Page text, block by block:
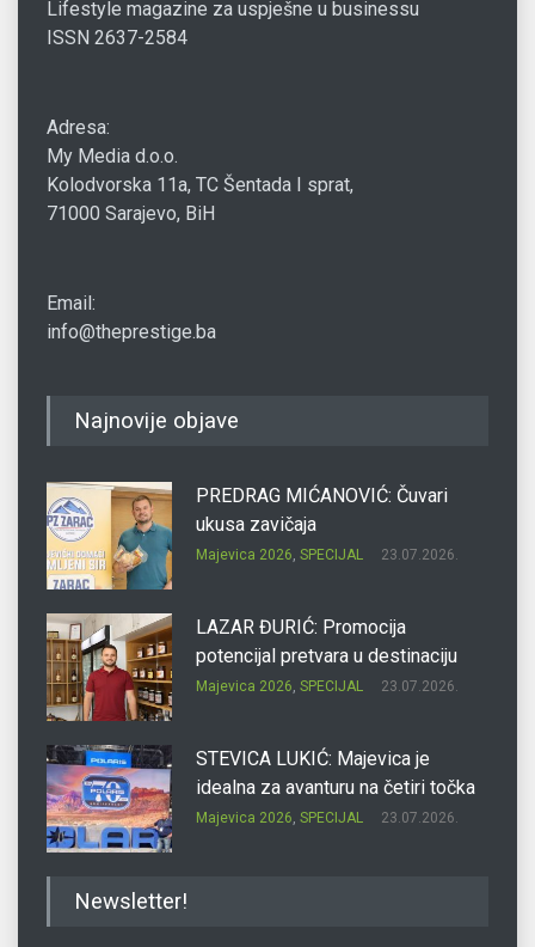
Lifestyle magazine za uspješne u businessu
ISSN 2637-2584
Adresa:
My Media d.o.o.
Kolodvorska 11a, TC Šentada I sprat,
71000 Sarajevo, BiH
Email:
info@theprestige.ba
Najnovije objave
PREDRAG MIĆANOVIĆ: Čuvari
ukusa zavičaja
Majevica 2026, SPECIJAL 23.07.2026.
LAZAR ĐURIĆ: Promocija
potencijal pretvara u destinaciju
Majevica 2026, SPECIJAL 23.07.2026.
STEVICA LUKIĆ: Majevica je
idealna za avanturu na četiri točka
Majevica 2026, SPECIJAL 23.07.2026.
Newsletter!